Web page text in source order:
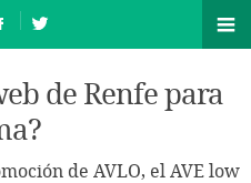
de Renfe para
de AVLO, el AVE low